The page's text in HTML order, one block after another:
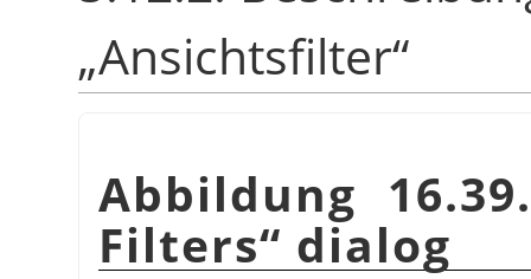
„Ansichtsfilter“
Abbildung
Filters“ dialog